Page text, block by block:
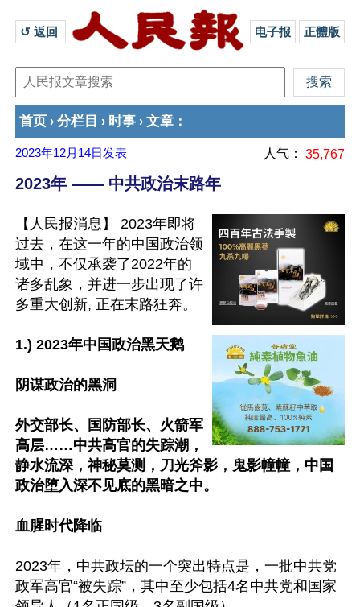
↺ 返回 电子报 正體版
首页 › 分栏目 › 时事 › 文章 ：
2023年12月14日 发表 人气： 35,767
2023年 —— 中共政治末路年
【人民报消息】 2023年即将
过去，在这一年的中国政治领
域中，不仅承袭了2022年的
诸多乱象，并进一步出现了许
多重大创新, 正在末路狂奔。
1.) 2023年中国政治黑天鹅
阴谋政治的黑洞
外交部长、国防部长、火箭军
高层……中共高官的失踪潮，
静水流深，神秘莫测，刀光斧影，鬼影幢幢，中国
政治堕入深不见底的黑暗之中。
血腥时代降临
2023年，中共政坛的一个突出特点是，一批中共党
政军高官“被失踪”，其中至少包括4名中共党和国家